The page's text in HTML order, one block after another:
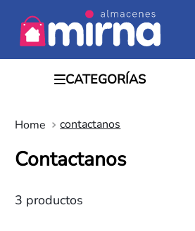
contactanos
Contactanos
3 productos